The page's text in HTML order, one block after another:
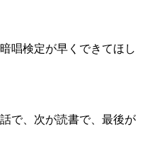
唱検定が早くできてほし
で、次が読書で、最後が